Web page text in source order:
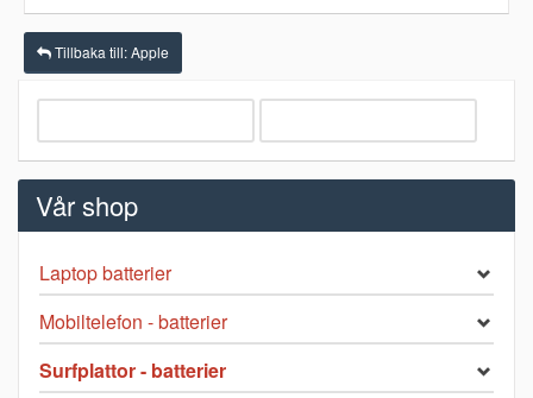
Tillbaka till: Apple
Vår shop
Laptop batterier
Mobiltelefon - batterier
Surfplattor - batterier